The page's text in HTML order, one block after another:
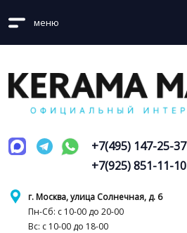
меню
г. Москва, улица Солнечная, д. 6
Пн-Сб: с 10-00 до 20-00
Вс: с 10-00 до 18-00
+7(495) 147-25-37
+7(925) 851-11-10